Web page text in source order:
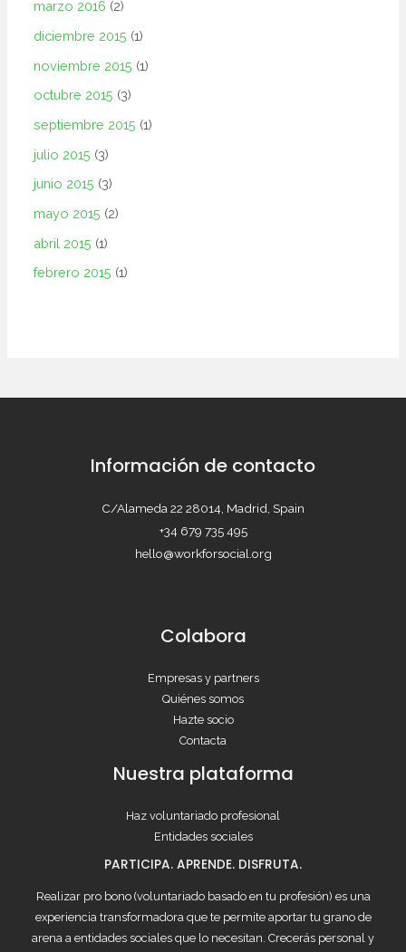
marzo 2016 (2)
diciembre 2015 (1)
noviembre 2015 (1)
octubre 2015 (3)
septiembre 2015 (1)
julio 2015 (3)
junio 2015 (3)
mayo 2015 (2)
abril 2015 (1)
febrero 2015 (1)
Información de contacto
C/Alameda 22 28014, Madrid, Spain
+34 679 735 495
hello@workforsocial.org
Colabora
Empresas y partners
Quiénes somos
Hazte socio
Contacta
Nuestra plataforma
Haz voluntariado profesional
Entidades sociales
PARTICIPA. APRENDE. DISFRUTA.
Realizar pro bono (voluntariado basado en tu profesión) es una
experiencia transformadora que te permite aportar tu grano de
arena a entidades sociales que lo necesitan. Crecerás personal y